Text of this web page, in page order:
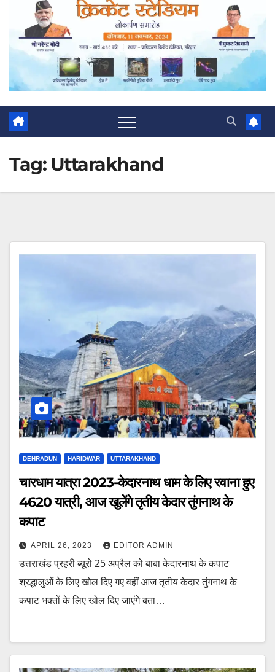
Tag: Uttarakhand
DEHRADUN HARIDWAR UTTARAKHAND
चारधाम यात्रा 2023-केदारनाथ धाम के लिए रवाना हुए
4620 यात्री, आज खुलेंगे तृतीय केदार तुंगनाथ के
कपाट
APRIL 26, 2023 EDITOR ADMIN
उत्तराखंड प्रहरी ब्यूरो 25 अप्रैल को बाबा केदारनाथ के कपाट
श्रद्धालुओं के लिए खोल दिए गए वहीं आज तृतीय केदार तुंगनाथ के
कपाट भक्तों के लिए खोल दिए जाएंगे बता…